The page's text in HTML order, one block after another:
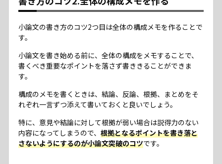
小論文の書き方のコツ2つ目は全体の構成メモを作ることで
す。
小論文を書き始める前に、全体の構成をメモすることで、
書くべき重要なポイントを落さず書ききることができま
す。
構成のメモを書くときは、結論、反論、根拠、まとめをそ
れぞれ一言ずつ添えて書いておくと良いでしょう。
特に、意見や結論に対して根拠が弱い場合は説得力のない
内容になってしまうので、 根拠となるポイントを書き落と
さないようにするのが小論文突破のコツです。